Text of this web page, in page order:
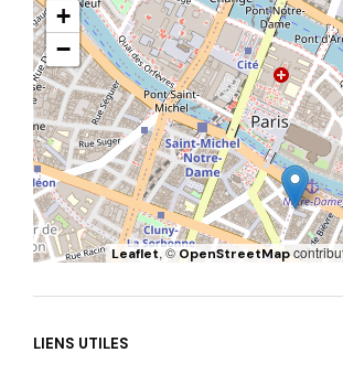
+
−
Leaflet, ©OpenStreetMap
LIENS UTILES